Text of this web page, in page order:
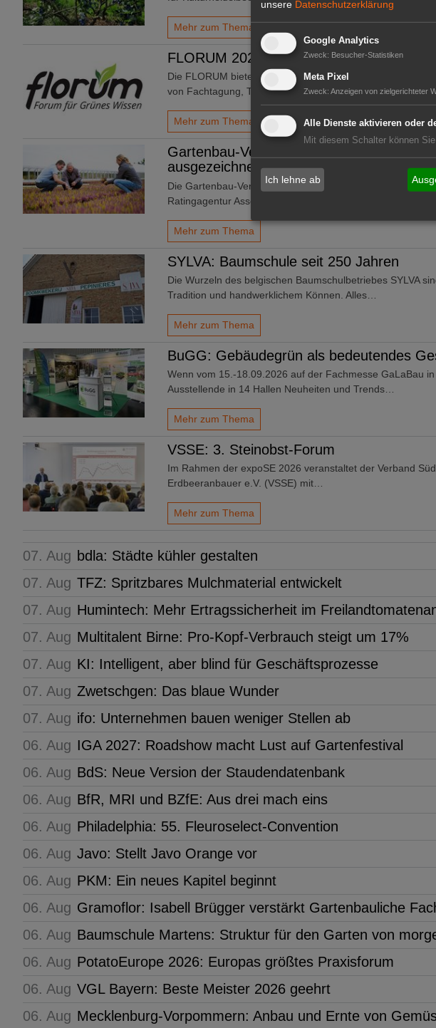
Mehr zum Thema
FLORUM 2026: 27 Fachaussteller
Die FLORUM bietet seit 2017 als einzige Veranstaltung der
von Fachtagung, Technikvorführungen,…
Mehr zum Thema
Gartenbau-Versicherung: Erneut mit
ausgezeichnet
Die Gartenbau-Versicherung VVaG behält ihr Top-Rating
Ratingagentur Assekurata.
Mehr zum Thema
SYLVA: Baumschule seit 250 Jahren
Die Wurzeln des belgischen Baumschulbetriebes SYLVA
Tradition und handwerklichem Können. Alles…
Mehr zum Thema
BuGG: Gebäudegrün als bedeutendes
Wenn vom 15.-18.09.2026 auf der Fachmesse GaLaBau
Ausstellende in 14 Hallen Neuheiten und Trends…
Mehr zum Thema
VSSE: 3. Steinobst-Forum
Im Rahmen der expoSE 2026 veranstaltet der Verband
Erdbeeranbauer e.V. (VSSE) mit…
Mehr zum Thema
07. Aug bdla: Städte kühler gestalten
07. Aug TFZ: Spritzbares Mulchmaterial entwickelt
07. Aug Humintech: Mehr Ertragssicherheit im
07. Aug Multitalent Birne: Pro-Kopf-Verbrauch steigt um 17%
07. Aug KI: Intelligent, aber blind für Geschäftsprozesse
07. Aug Zwetschgen: Das blaue Wunder
07. Aug ifo: Unternehmen bauen weniger Stellen ab
06. Aug IGA 2027: Roadshow macht Lust auf Gartenfestival
06. Aug BdS: Neue Version der Staudendatenbank
06. Aug BfR, MRI und BZfE: Aus drei mach eins
06. Aug Philadelphia: 55. Fleuroselect-Convention
06. Aug Javo: Stellt Javo Orange vor
06. Aug PKM: Ein neues Kapitel beginnt
06. Aug Gramoflor: Isabell Brügger verstärkt Gartenbauliche
06. Aug Baumschule Martens: Struktur für den Garten von
06. Aug PotatoEurope 2026: Europas größtes Praxisforum
06. Aug VGL Bayern: Beste Meister 2026 geehrt
06. Aug Mecklenburg-Vorpommern: Anbau und Ernte von
unsere Datenschutzerklärung
Google Analytics
Zweck: Besucher-Statistiken
Meta Pixel
Zweck: Anzeigen von zielgerichteter
Alle Dienste aktivieren oder
Mit diesem Schalter können
Ich lehne ab